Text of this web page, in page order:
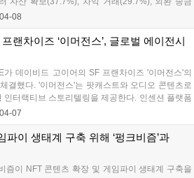
테이블코인을 활용하는 것으로 나타났다. 스테이
뤘다....
04-08
랜차이즈 ‘이머전스’, 글로벌 에이전시
가 데이비드 고이어의 SF 프랜차이즈 '이머전스'의
결했다. '이머전스'는 팟캐스트와 오디오 콘텐츠로
인터랙티브 스토리텔링을 제공한다. 인센션 플랫폼
활용해 팬과 창작자 간 협업을 지원하며, WME는
보하고, AI 스토리텔링 도구를 통해 12만 건 이상
행했다....
04-07
파이 생태계 구축 위해 ‘펑크비즘’과
즘이 NFT 콘텐츠 확장 및 게임파이 생태계 구축을